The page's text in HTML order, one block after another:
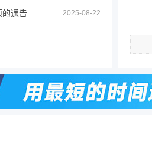
2025-08-22
的通告